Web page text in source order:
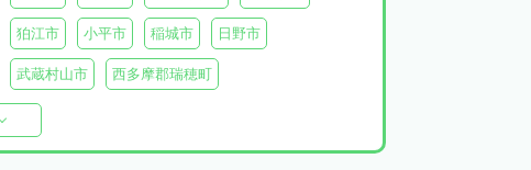
狛江市 小平市 稲城市 日野市
武蔵村山市 西多摩郡瑞穂町
島